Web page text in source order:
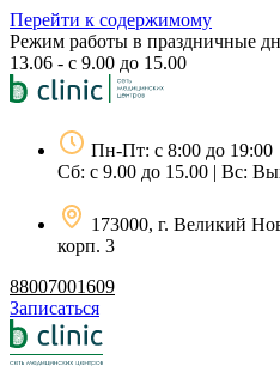
Перейти к содержимому
Режим работы в праздничные
13.06 - с 9.00 до 15.00
Пн-Пт: с 8:00 до 19:00
Сб: с 9.00 до 15.00 | Вс:
173000, г. Великий
корп. 3
88007001609
Записаться